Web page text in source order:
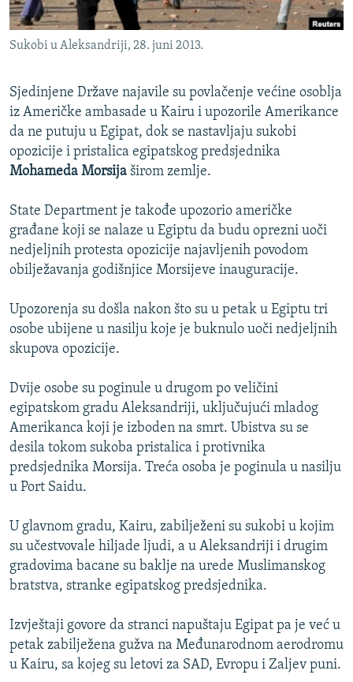
GENOCID U SREBRENICI
POPLAVE I KLIZIŠTA U BIH 2024.
POST SCRIPTUM
MOJA EVROPA
TRI DECENIJE OD RATA U BIH
NASTANAK I RASPAD JUGOSLAVIJE
PRATITE NAS
Sve RFE/RL stranice
Sukobi u Aleksandriji, 28. juni 2013.
Sjedinjene Države najavile su povlačenje većine osoblja
iz Američke ambasade u Kairu i upozorile Amerikance
da ne putuju u Egipat, dok se nastavljaju sukobi
opozicije i pristalica egipatskog predsjednika
Mohameda Morsija širom zemlje.
State Department je takođe upozorio američke
građane koji se nalaze u Egiptu da budu oprezni uoči
nedjeljnih protesta opozicije najavljenih povodom
obilježavanja godišnjice Morsijeve inauguracije.
Upozorenja su došla nakon što su u petak u Egiptu tri
osobe ubijene u nasilju koje je buknulo uoči nedjeljnih
skupova opozicije.
Dvije osobe su poginule u drugom po veličini
egipatskom gradu Aleksandriji, uključujući mladog
Amerikanca koji je izboden na smrt. Ubistva su se
desila tokom sukoba pristalica i protivnika
predsjednika Morsija. Treća osoba je poginula u nasilju
u Port Saidu.
U glavnom gradu, Kairu, zabilježeni su sukobi u kojim
su učestvovale hiljade ljudi, a u Aleksandriji i drugim
gradovima bacane su baklje na urede Muslimanskog
bratstva, stranke egipatskog predsjednika.
Izvještaji govore da stranci napuštaju Egipat pa je već u
petak zabilježena gužva na Međunarodnom aerodromu
u Kairu, sa kojeg su letovi za SAD, Evropu i Zaljev puni.